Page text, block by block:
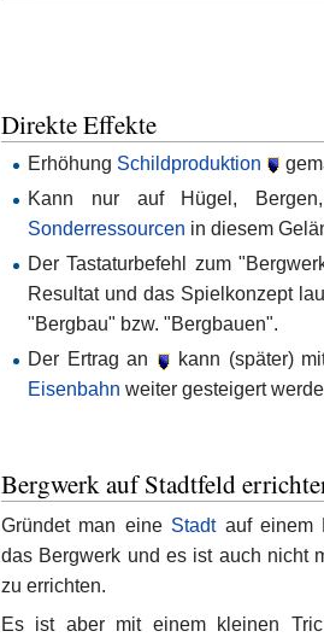
Direkte Effekte
Erhöhung Schildproduktion
Kann nur auf Hügel,
Sonderressourcen in diesem
Der Tastaturbefehl zum
Resultat und das Spielkonzept
"Bergbau" bzw. "Bergbauen".
Der Ertrag an
kann (später)
Eisenbahn weiter gesteigert
Bergwerk auf Stadtfeld
Gründet man eine Stadtauf einem
das Bergwerk und es ist auch nicht
zu errichten.
Es ist aber mit einem kleinen